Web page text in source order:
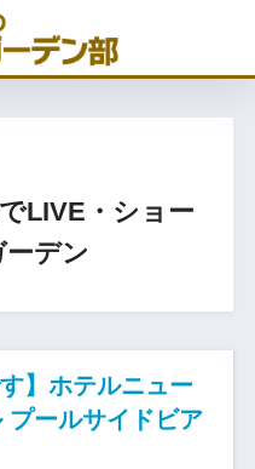
LIVE・ショー
デン
】ホテルニュー
プールサイドビア